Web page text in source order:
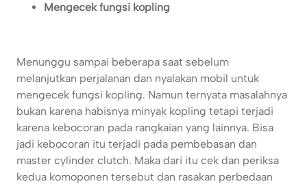
Mengecek fungsi kopling
Menunggu sampai beberapa saat sebelum
melanjutkan perjalanan dan nyalakan mobil untuk
mengecek fungsi kopling. Namun ternyata masalahnya
bukan karena habisnya minyak kopling tetapi terjadi
karena kebocoran pada rangkaian yang lainnya. Bisa
jadi kebocoran itu terjadi pada pembebasan dan
master cylinder clutch. Maka dari itu cek dan periksa
kedua komoponen tersebut dan rasakan perbedaan